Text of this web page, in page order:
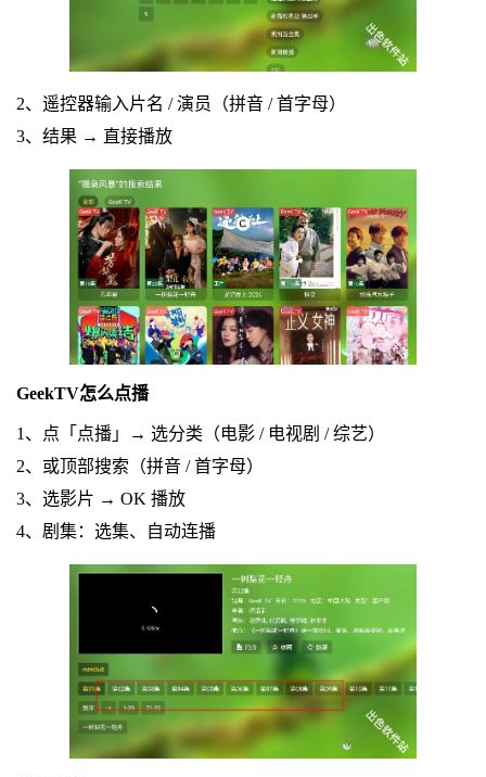
2、遥控器输入片名 / 演员（拼音 / 首字母）
3、结果 → 直接播放
GeekTV怎么点播
1、点「点播」→ 选分类（电影 / 电视剧 / 综艺）
2、或顶部搜索（拼音 / 首字母）
3、选影片 → OK 播放
4、剧集：选集、自动连播